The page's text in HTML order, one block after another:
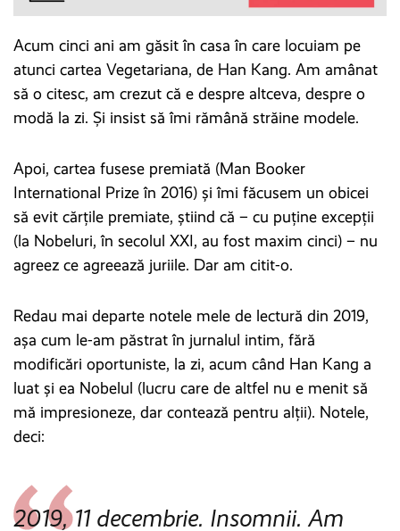
Acum cinci ani am găsit în casa în care locuiam pe
atunci cartea Vegetariana, de Han Kang. Am amânat
să o citesc, am crezut că e despre altceva, despre o
modă la zi. Și insist să îmi rămână străine modele.
Apoi, cartea fusese premiată (Man Booker
International Prize în 2016) și îmi făcusem un obicei
să evit cărțile premiate, știind că – cu puține excepții
(la Nobeluri, în secolul XXI, au fost maxim cinci) – nu
agreez ce agreează juriile. Dar am citit-o.
Redau mai departe notele mele de lectură din 2019,
așa cum le-am păstrat în jurnalul intim, fără
modificări oportuniste, la zi, acum când Han Kang a
luat și ea Nobelul (lucru care de altfel nu e menit să
mă impresioneze, dar contează pentru alții). Notele,
deci:
2019, 11 decembrie. Insomnii. Am